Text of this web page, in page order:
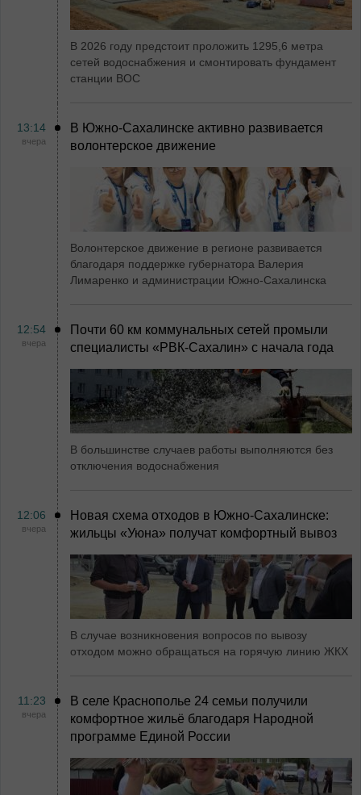
В 2026 году предстоит проложить 1295,6 метра
сетей водоснабжения и смонтировать фундамент
станции ВОС
13:14
вчера
В Южно-Сахалинске активно развивается
волонтерское движение
Волонтерское движение в регионе развивается
благодаря поддержке губернатора Валерия
Лимаренко и администрации Южно-Сахалинска
12:54
вчера
Почти 60 км коммунальных сетей промыли
специалисты «РВК‑Сахалин» с начала года
В большинстве случаев работы выполняются без
отключения водоснабжения
12:06
вчера
Новая схема отходов в Южно-Сахалинске:
жильцы «Уюна» получат комфортный вывоз
В случае возникновения вопросов по вывозу
отходом можно обращаться на горячую линию ЖКХ
11:23
вчера
В селе Краснополье 24 семьи получили
комфортное жильё благодаря Народной
программе Единой России